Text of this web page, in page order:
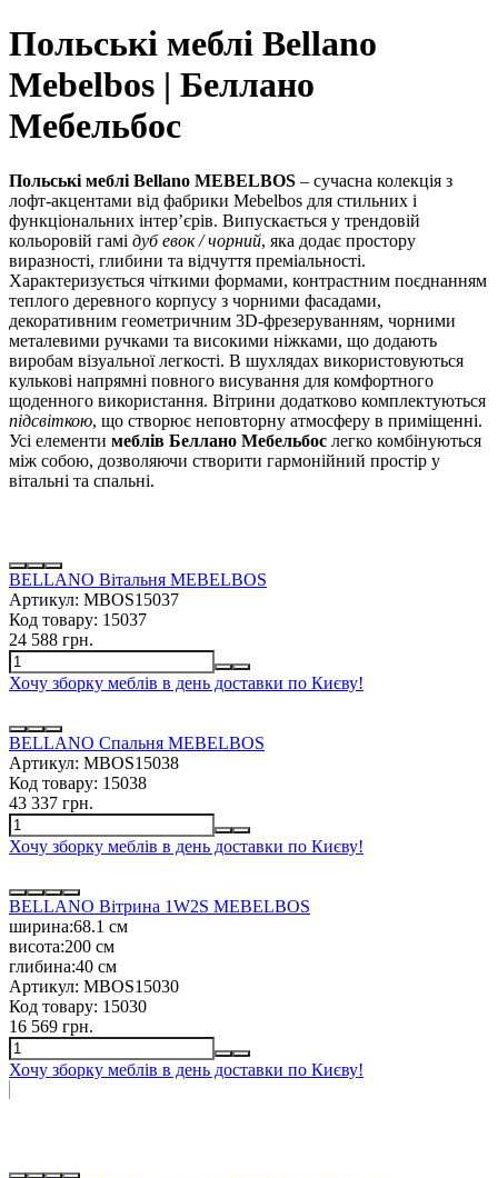
Польські меблі Bellano
Mebelbos | Беллано
Мебельбос
Польські меблі Bellano MEBELBOS – сучасна колекція з
лофт-акцентами від фабрики Mebelbos для стильних і
функціональних інтер’єрів. Випускається у трендовій
кольоровій гамі дуб евок / чорний, яка додає простору
виразності, глибини та відчуття преміальності.
Характеризується чіткими формами, контрастним поєднанням
теплого деревного корпусу з чорними фасадами,
декоративним геометричним 3D-фрезеруванням, чорними
металевими ручками та високими ніжками, що додають
виробам візуальної легкості. В шухлядах використовуються
кулькові напрямні повного висування для комфортного
щоденного використання. Вітрини додатково комплектуються
підсвіткою, що створює неповторну атмосферу в приміщенні.
Усі елементи меблів Беллано Мебельбос легко комбінуються
між собою, дозволяючи створити гармонійний простір у
вітальні та спальні.
BELLANO Вітальня MEBELBOS
Артикул: MBOS15037
Код товару: 15037
24 588 грн.
Хочу зборку меблів в день доставки по Києву!
BELLANO Спальня MEBELBOS
Артикул: MBOS15038
Код товару: 15038
43 337 грн.
Хочу зборку меблів в день доставки по Києву!
BELLANO Вітрина 1W2S MEBELBOS
ширина:68.1 см
висота:200 см
глибина:40 см
Артикул: MBOS15030
Код товару: 15030
16 569 грн.
Хочу зборку меблів в день доставки по Києву!